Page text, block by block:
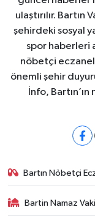
ulaştırılır.
şehirdeki sosyal
spor haberleri
nöbetçi
önemli şehir
İnfo,
Bartın Nöbetçi
Bartin Namaz